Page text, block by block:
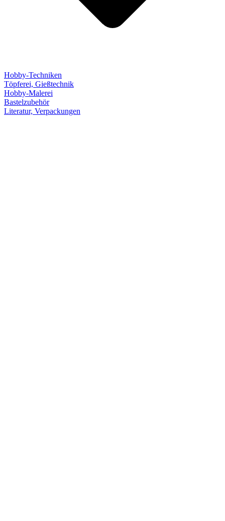
Hobby-Techniken
Töpferei, Gießtechnik
Hobby-Malerei
Bastelzubehör
Literatur, Verpackungen